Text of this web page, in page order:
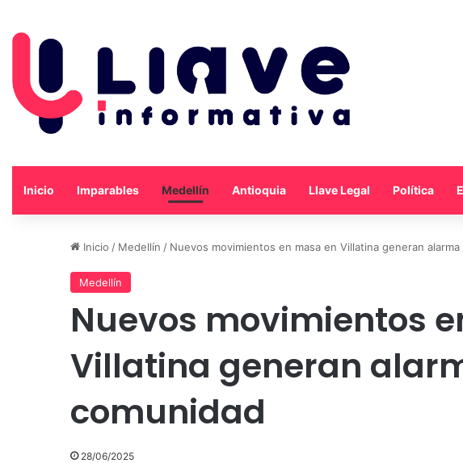
Inicio Imparables Medellín Antioquia Llave Legal Política
Inicio / Medellín / Nuevos movimientos en masa en Villatina generan
Medellín
Nuevos movimientos
Villatina generan
comunidad
28/06/2025